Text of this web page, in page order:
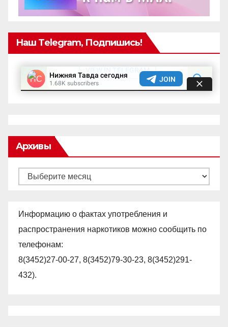
Наш Telegram, Подпишись!
Архивы
Архивы
Информацию о фактах употребления и
распространения наркотиков можно сообщить по
телефонам:
8(3452)27-00-27, 8(3452)79-30-23, 8(3452)291-
432).